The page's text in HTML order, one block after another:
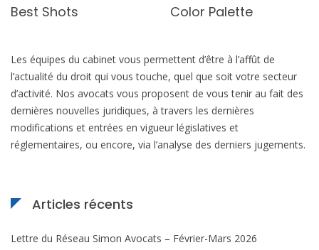
Best Shots Color Palette
Les équipes du cabinet vous permettent d’être à l’affût de
l’actualité du droit qui vous touche, quel que soit votre secteur
d’activité. Nos avocats vous proposent de vous tenir au fait des
dernières nouvelles juridiques, à travers les dernières
modifications et entrées en vigueur législatives et
réglementaires, ou encore, via l’analyse des derniers jugements.
Articles récents
Lettre du Réseau Simon Avocats – Février-Mars 2026